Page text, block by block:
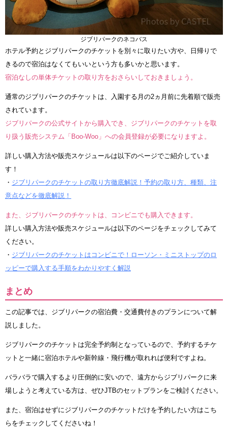
ジブリパークのネコバス
ホテル予約とジブリパークのチケットを別々に取りたい方や、日帰りで
きるので宿泊はなくてもいいという方も多いかと思います。
宿泊なしの単体チケットの取り方をおさらいしておきましょう。
通常のジブリパークのチケットは、入園する月の2ヵ月前に先着順で販売
されています。
ジブリパークの公式サイトから購入でき、ジブリパークのチケットを取
り扱う販売システム「Boo-Woo」への会員登録が必要になりますよ。
詳しい購入方法や販売スケジュールは以下のページでご紹介していま
す！
・ ジブリパークのチケットの取り方徹底解説！予約の取り方、種類、注
意点などを徹底解説！
また、ジブリパークのチケットは、コンビニでも購入できます。
詳しい購入方法や販売スケジュールは以下のページをチェックしてみて
ください。
・ ジブリパークのチケットはコンビニで！ローソン・ミニストップのロ
ッピーで購入する手順をわかりやすく解説
まとめ
この記事では、ジブリパークの宿泊費・交通費付きのプランについて解
説しました。
ジブリパークのチケットは完全予約制となっているので、予約するチケ
ットと一緒に宿泊ホテルや新幹線・飛行機が取れれば便利ですよね。
バラバラで購入するより圧倒的に安いので、遠方からジブリパークに来
場しようと考えている方は、ぜひJTBのセットプランをご検討ください。
また、宿泊はせずにジブリパークのチケットだけを予約したい方はこち
らをチェックしてくださいね！